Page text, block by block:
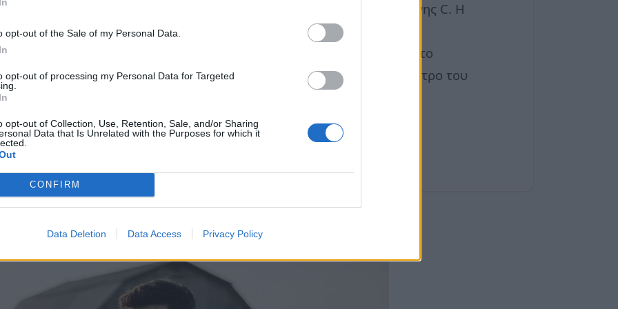
opt-out of the Sale of my Personal Data.
opt-out of processing my Personal Data for Targeted
opt-out of Collection, Use, Retention, Sale, and/or Sharing
Data that Is Unrelated with the Purposes for which it
CONFIRM
Data Deletion Data Access Privacy Policy
και τα εσπεριδοειδή, που αποτελούν της καλύτερες πηγές βιταμίνης C. Η
αναγεννητή και προστάτη του κολλαγόνου του δέρματος.
τα αμινοξέα προλίνη και λυσίνη, που αποτελούν πρώτη ύλη για το
το κρέας το ψάρι και το κοτόπουλο, το ασπράδι του αυγού, το φύτρο του